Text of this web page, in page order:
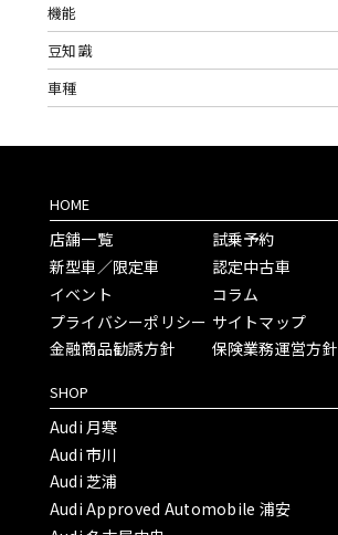
機能
豆知識
車種
HOME
店舗一覧
新型車／限定車
イベント
プライバシーポリシー
金融商品勧誘方針
試乗予約
認定中古車
コラム
サイトマップ
保険業務運営方針
SHOP
Audi 月寒
Audi 市川
Audi 芝浦
Audi Approved Automobile 浦安